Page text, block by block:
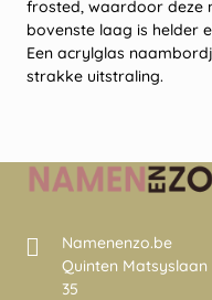
frosted, waardoor deze
bovenste laag is helder
Een acrylglas
strakke uitstraling.
Namenenzo.be
Quinten Matsyslaan
35